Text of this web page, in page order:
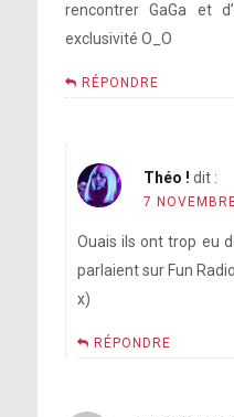
rencontrer GaGa et
exclusivité O_O
RÉPONDRE
Théo ! dit :
7
Ouais ils ont trop eu
parlaient sur Fun
x)
RÉPONDRE